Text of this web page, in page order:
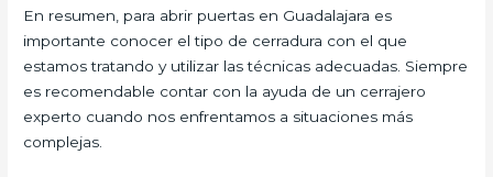
En resumen, para abrir puertas en Guadalajara es
importante conocer el tipo de cerradura con el que
estamos tratando y utilizar las técnicas adecuadas. Siempre
es recomendable contar con la ayuda de un cerrajero
experto cuando nos enfrentamos a situaciones más
complejas.